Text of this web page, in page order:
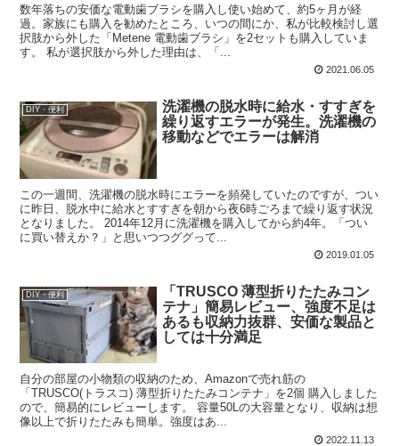
数年落ちの安価な電動歯ブラシを購入し使い始めて、約5ヶ月が経
過。家族にも購入を勧めたところ、いつの間にか、私が比較検討し選
択肢から外した「Metene 電動歯ブラシ」を2セットも購入していま
す。 私が選択肢から外した理由は、「...
2021.06.05
DIY・便利
洗濯機の脱水時に給水・すすぎを
繰り返すエラーが発生。洗濯機の
移動などでエラーは解消
この一週間、洗濯機の脱水時にエラーを頻発していたのですが、つい
に昨日、脱水中に給水とすすぎを朝から夜6時ごろまで繰り返す状況
となりました。 2014年12月に洗濯機を購入してから約4年。「つい
に買い替えか？」と思いつつググって...
2019.01.05
DIY・便利
「TRUSCO 薄型折りたたみコン
テナ」簡易レビュー、強度不足は
あるも収納力抜群、安価な製品と
しては十分満足
自分の部屋の小物類の収納のため、Amazonで売れ筋の
「TRUSCO(トラスコ) 薄型折りたたみコンテナ」を2個 購入しました
ので、簡易的にレビューします。 容量50Lの大容量となり、収納は想
像以上で折りたたみも簡単。強度はあ...
2022.11.13